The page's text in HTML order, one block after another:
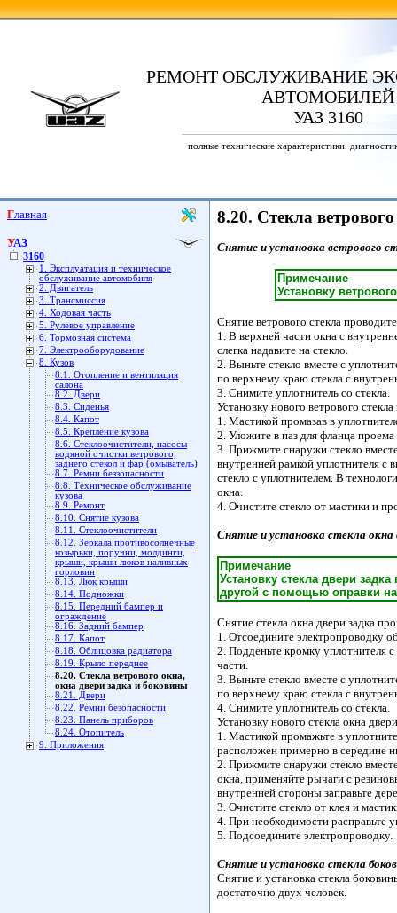
РЕМОНТ ОБСЛУЖИВАНИЕ
АВТОМОБИЛЕЙ
УАЗ 3160
полные технические характеристики.
Главная
УАЗ
3160
1. Эксплуатация и техническое
обслуживание автомобиля
2. Двигатель
3. Трансмиссия
4. Ходовая часть
5. Рулевое управление
6. Тормозная система
7. Электрооборудование
8. Кузов
8.1. Отопление и вентиляция
салона
8.2. Двери
8.3. Сиденья
8.4. Капот
8.5. Крепление кузова
8.6. Стеклоочистители, насосы
водяной очистки ветрового,
заднего стекол и фар (омыватель)
8.7. Ремни беззопасности
8.8. Техническое обслуживание
кузова
8.9. Ремонт
8.10. Снятие кузова
8.11. Стеклоочистители
8.12. Зеркала,противосолнечные
козырьки, поручни, молдинги,
крыши, крыши люков наливных
горловин
8.13. Люк крыши
8.14. Подножки
8.15. Передний бампер и
ограждение
8.16. Задний бампер
8.17. Капот
8.18. Облицовка радиатора
8.19. Крыло переднее
8.20. Стекла ветрового окна,
окна двери задка и боковины
8.21. Двери
8.22. Ремни безопасности
8.23. Панель приборов
8.24. Отопитель
9. Приложения
8.20. Стекла
Снятие и установка ветрового
Примечание
Установку
Снятие ветрового стекла
1. В верхней части окна с
слегка надавите на стекло.
2. Выньте стекло вместе с
по верхнему краю стекла с
3. Снимите уплотнитель со стекла.
Установку нового ветрового
1. Мастикой промазав в
2. Уложите в паз для фланца
3. Прижмите снаружи стекло
внутренней рамкой уплотнителя с
стекло с уплотнителем. В
окна.
4. Очистите стекло от мастики и
Снятие и установка стекла окна
Примечание
Установку стекла двери
другой с помощью оправки
Снятие стекла окна двери задка
1. Отсоедините электропроводку
2. Подденьте кромку уплотнителя
части.
3. Выньте стекло вместе с
по верхнему краю стекла с
4. Снимите уплотнитель со стекла.
Установку нового стекла окна
1. Мастикой промажьте в
расположен примерно в середине
2. Прижмите снаружи стекло
окна, применяйте рычаги с
внутренней стороны заправьте
3. Очистите стекло от клея и
4. При необходимости расправьте
5. Подсоедините электропроводку.
Снятие и установка стекла
Снятие и установка стекла
достаточно двух человек.